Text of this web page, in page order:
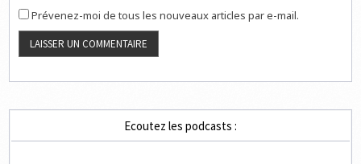
Prévenez-moi de tous les nouveaux articles par e-mail.
Ecoutez les podcasts :